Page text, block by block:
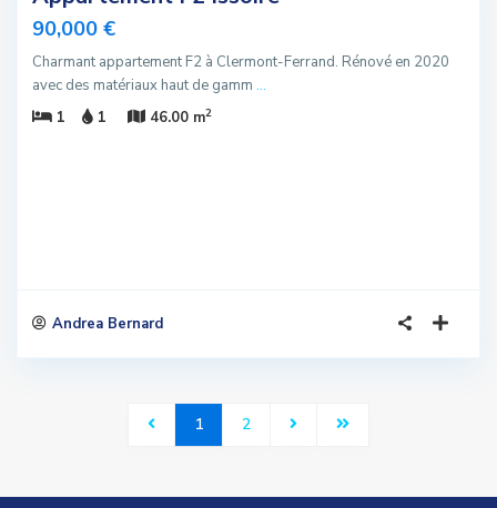
90,000 €
Charmant appartement F2 à Clermont-Ferrand. Rénové en 2020
avec des matériaux haut de gamm ...
1
1 46.00 m2
Andrea Bernard
1 2